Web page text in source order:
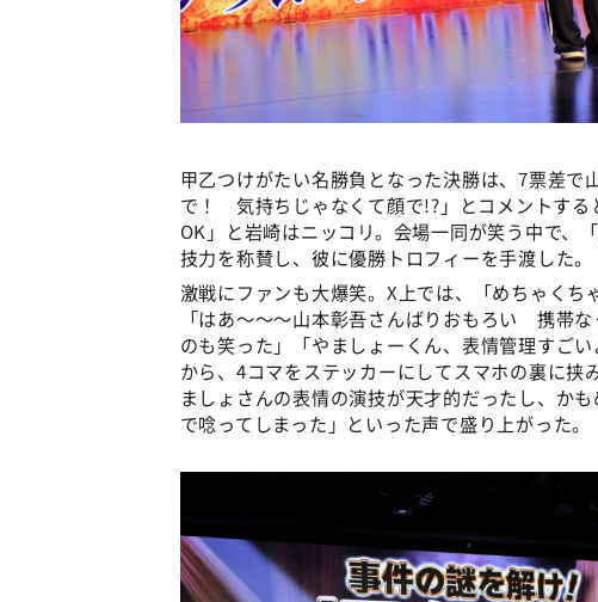
甲乙つけがたい名勝負となった決勝は、7票差
で！ 気持ちじゃなくて顔で!?」とコメントする
OK」と岩崎はニッコリ。会場一同が笑う中で、
技力を称賛し、彼に優勝トロフィーを手渡した。
激戦にファンも大爆笑。X上では、「めちゃく
「はあ～～～山本彰吾さんばりおもろい 携帯
のも笑った」「やましょーくん、表情管理すご
から、4コマをステッカーにしてスマホの裏に
ましょさんの表情の演技が天才的だったし、か
で唸ってしまった」といった声で盛り上がった。